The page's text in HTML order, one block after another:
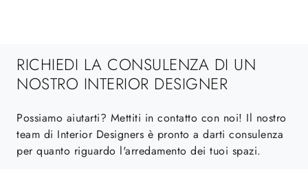
RICHIEDI LA CONSULENZA DI UN
NOSTRO INTERIOR DESIGNER
Possiamo aiutarti? Mettiti in contatto con noi! Il nostro
team di Interior Designers è pronto a darti consulenza
per quanto riguardo l'arredamento dei tuoi spazi.